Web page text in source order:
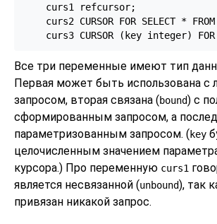
    curs1 refcursor;
curs2 CURSOR FOR SELECT * FROM
curs3 CURSOR (key integer)
Все три переменные имеют тип
Первая может быть использована
запросом, вторая связана (bound) с
сформированным запросом, а
параметризованным запросом. (key
целочисленным значением
курсора.) Про переменную curs1
является несвязанной (unbound), так
привязан никакой запрос.